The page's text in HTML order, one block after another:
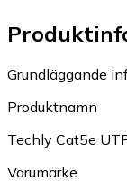
Grundläggande
Produktnamn
Techly Cat5e
Varumärke